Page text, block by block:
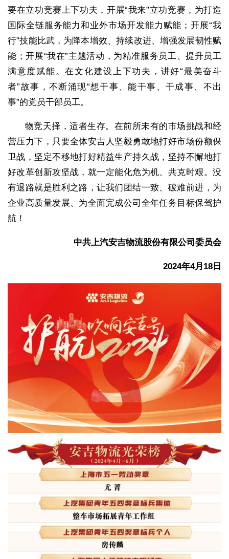
要在立功竞赛上下功夫，开展“我来”立功竞赛，为打造
国际全链服务能力和业外市场开发能力赋能；开展“我
行”技能比武，为降本增效、持续改进、增强发展韧性赋
能；开展“我在”主题活动，为精准服务员工、提升员工
满意度赋能。在文化建设上下功夫，讲好“最美奋斗
者”故事，不断涌现“想干事、能干事、干成事、不出
事”的党员干部员工。
物竞天择，适者生存。在前所未有的市场挑战和经
营压力下，只要全体安吉人坚毅勇敢地打好市场份额保
卫战，坚定不移地打好精益生产持久战，坚持不懈地打
好改革创新攻坚战，就一定能化危为机、共克时艰。没
有退路就是胜利之路，让我们团结一致、破难前进，为
企业高质量发展、为全面完成公司全年任务目标保驾护
航！
中共上汽安吉物流股份有限公司委员会
2024年4月18日